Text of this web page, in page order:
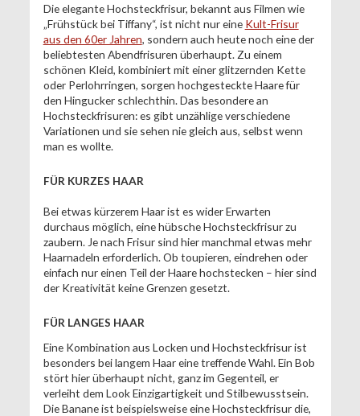
Die elegante Hochsteckfrisur, bekannt aus Filmen wie
„Frühstück bei Tiffany“, ist nicht nur eine Kult-Frisur
aus den 60er Jahren, sondern auch heute noch eine der
beliebtesten Abendfrisuren überhaupt. Zu einem
schönen Kleid, kombiniert mit einer glitzernden Kette
oder Perlohrringen, sorgen hochgesteckte Haare für
den Hingucker schlechthin. Das besondere an
Hochsteckfrisuren: es gibt unzählige verschiedene
Variationen und sie sehen nie gleich aus, selbst wenn
man es wollte.
FÜR KURZES HAAR
Bei etwas kürzerem Haar ist es wider Erwarten
durchaus möglich, eine hübsche Hochsteckfrisur zu
zaubern. Je nach Frisur sind hier manchmal etwas mehr
Haarnadeln erforderlich. Ob toupieren, eindrehen oder
einfach nur einen Teil der Haare hochstecken – hier sind
der Kreativität keine Grenzen gesetzt.
FÜR LANGES HAAR
Eine Kombination aus Locken und Hochsteckfrisur ist
besonders bei langem Haar eine treffende Wahl. Ein Bob
stört hier überhaupt nicht, ganz im Gegenteil, er
verleiht dem Look Einzigartigkeit und Stilbewusstsein.
Die Banane ist beispielsweise eine Hochsteckfrisur die,